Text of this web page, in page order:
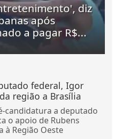
diz
após
a pagar R$...
federal, Igor
região a Brasília
candidatura a deputado
o apoio de Rubens
à Região Oeste